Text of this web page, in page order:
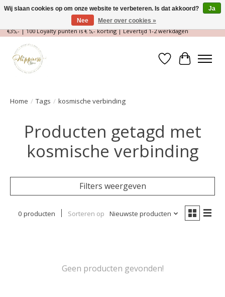
Magische Conceptstore, Edelstenen & Spirituele winkel | Gratis verzending >
€35,- | 100 Loyalty punten is € 5,- korting | Levertijd 1-2 werkdagen
Verlanglijst
Home / Tags / kosmische verbinding
Producten getagd met
kosmische verbinding
Filters weergeven
0 producten Sorteren op Nieuwste producten
Geen producten gevonden!
Wij slaan cookies op om onze website te verbeteren. Is dat akkoord?
Ja
Nee
Meer over cookies »